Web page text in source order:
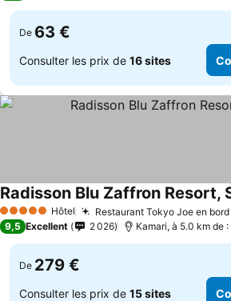
De 63 €
Consulter les prix de 16 sites
5 Étoiles Hôtel Restaurant Tokyo Joe en
Radisson Blu Zaffron Resort,
9,5 Excellent 2 026 Kamari, à 5.0 km de
De 279 €
Consulter les prix de 15 sites